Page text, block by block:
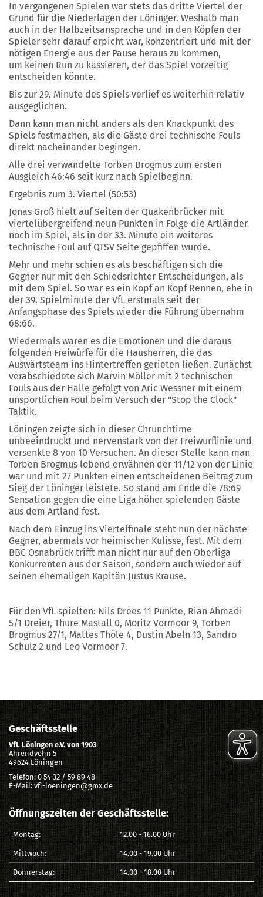
In vergangenen Spielen war stets das dritte Viertel der
Grund für die Niederlagen der Löninger. Weshalb man
auch in der Halbzeitsansprache und in den Köpfen der
Spieler sehr darauf erpicht war, konzentriert und mit der
nötigen Energie aus der Pause heraus zu kommen,
um keinen Run zu kassieren, der das Spiel vorzeitig
entscheiden könnte.
Bis zur 29. Minute des Spiels verlief es weiterhin relativ
ausgeglichen.
Dann kann man nicht anders als den Knackpunkt des
Spiels festmachen, als die Gäste drei technische Fouls
direkt nacheinander begingen.
Alle drei verwandelte Torben Brogmus zum ersten
Ausgleich 46:46 seit kurz nach Spielbeginn.
Ergebnis zum 3. Viertel (50:53)
Jonas Groß hielt auf Seiten der Quakenbrücker mit
viertelübergreifend neun Punkten in Folge die Artländer
noch im Spiel, als in der 33. Minute ein weiteres
technische Foul auf QTSV Seite gepfiffen wurde.
Mehr und mehr schien es als beschäftigen sich die
Gegner nur mit den Schiedsrichter Entscheidungen, als
mit dem Spiel. So war es ein Kopf an Kopf Rennen, ehe in
der 39. Spielminute der VfL erstmals seit der
Anfangsphase des Spiels wieder die Führung übernahm
68:66.
Wiedermals waren es die Emotionen und die daraus
folgenden Freiwürfe für die Hausherren, die das
Auswärtsteam ins Hintertreffen gerieten ließen. Zunächst
verabschiedete sich Marvin Möller mit 2 technischen
Fouls aus der Halle gefolgt von Aric Wessner mit einem
unsportlichen Foul beim Versuch der "Stop the Clock"
Taktik.
Löningen zeigte sich in dieser Chrunchtime
unbeeindruckt und nervenstark von der Freiwurflinie und
versenkte 8 von 10 Versuchen. An dieser Stelle kann man
Torben Brogmus lobend erwähnen der 11/12 von der Linie
war und mit 27 Punkten einen entscheidenen Beitrag zum
Sieg der Löninger leistete. So stand am Ende die 78:69
Sensation gegen die eine Liga höher spielenden Gäste
aus dem Artland fest.
Nach dem Einzug ins Viertelfinale steht nun der nächste
Gegner, abermals vor heimischer Kulisse, fest. Mit dem
BBC Osnabrück trifft man nicht nur auf den Oberliga
Konkurrenten aus der Saison, sondern auch wieder auf
seinen ehemaligen Kapitän Justus Krause.
Für den VfL spielten: Nils Drees 11 Punkte, Rian Ahmadi
5/1 Dreier, Thure Mastall 0, Moritz Vormoor 9, Torben
Brogmus 27/1, Mattes Thöle 4, Dustin Abeln 13, Sandro
Schulz 2 und Leo Vormoor 7.
Geschäftsstelle
VfL Löningen e.V. von 1903
Ahrendvehn 5
49624 Löningen
Telefon: 0 54 32 / 59 89 48
E-Mail: vfl-loeningen@gmx.de
Öffnungszeiten der Geschäftsstelle:
Montag: 12.00 - 16.00 Uhr
Mittwoch: 14.00 - 19.00 Uhr
Donnerstag: 14.00 - 18.00 Uhr